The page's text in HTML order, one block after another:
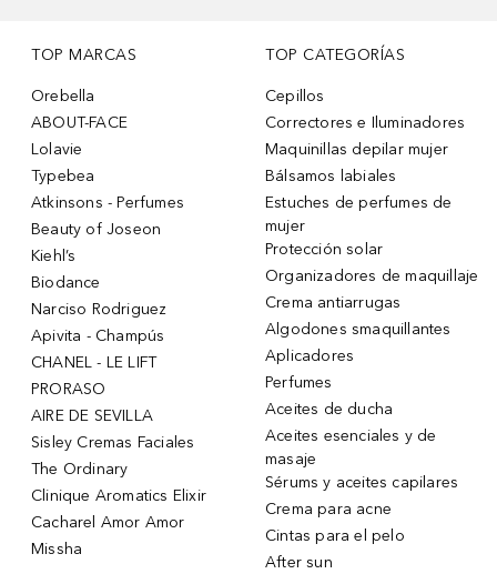
TOP MARCAS
Orebella
ABOUT-FACE
Lolavie
Typebea
Atkinsons - Perfumes
Beauty of Joseon
Kiehl’s
Biodance
Narciso Rodriguez
Apivita - Champús
CHANEL - LE LIFT
PRORASO
AIRE DE SEVILLA
Sisley Cremas Faciales
The Ordinary
Clinique Aromatics Elixir
Cacharel Amor Amor
Missha
TOP CATEGORÍAS
Cepillos
Correctores e Iluminadores
Maquinillas depilar mujer
Bálsamos labiales
Estuches de perfumes de
mujer
Protección solar
Organizadores de maquillaje
Crema antiarrugas
Algodones smaquillantes
Aplicadores
Perfumes
Aceites de ducha
Aceites esenciales y de
masaje
Sérums y aceites capilares
Crema para acne
Cintas para el pelo
After sun